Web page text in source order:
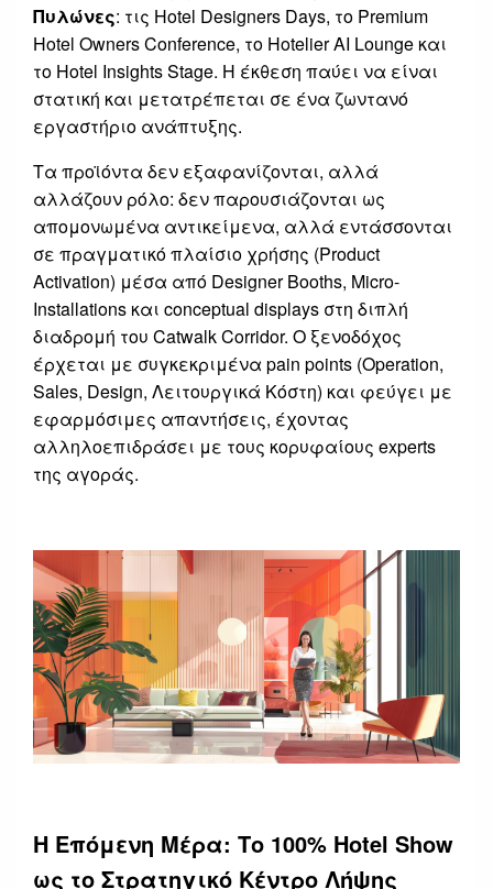
Πυλώνες: τις Hotel Designers Days, το Premium
Hotel Owners Conference, το Hotelier AI Lounge και
το Hotel Insights Stage. Η έκθεση παύει να είναι
στατική και μετατρέπεται σε ένα ζωντανό
εργαστήριο ανάπτυξης.
Τα προϊόντα δεν εξαφανίζονται, αλλά
αλλάζουν ρόλο: δεν παρουσιάζονται ως
απομονωμένα αντικείμενα, αλλά εντάσσονται
σε πραγματικό πλαίσιο χρήσης (Product
Activation) μέσα από Designer Booths, Micro-
Installations και conceptual displays στη διπλή
διαδρομή του Catwalk Corridor. Ο ξενοδόχος
έρχεται με συγκεκριμένα pain points (Operation,
Sales, Design, Λειτουργικά Κόστη) και φεύγει με
εφαρμόσιμες απαντήσεις, έχοντας
αλληλοεπιδράσει με τους κορυφαίους experts
της αγοράς.
Η Επόμενη Μέρα: Το 100% Hotel Show
ως το Στρατηγικό Κέντρο Λήψης